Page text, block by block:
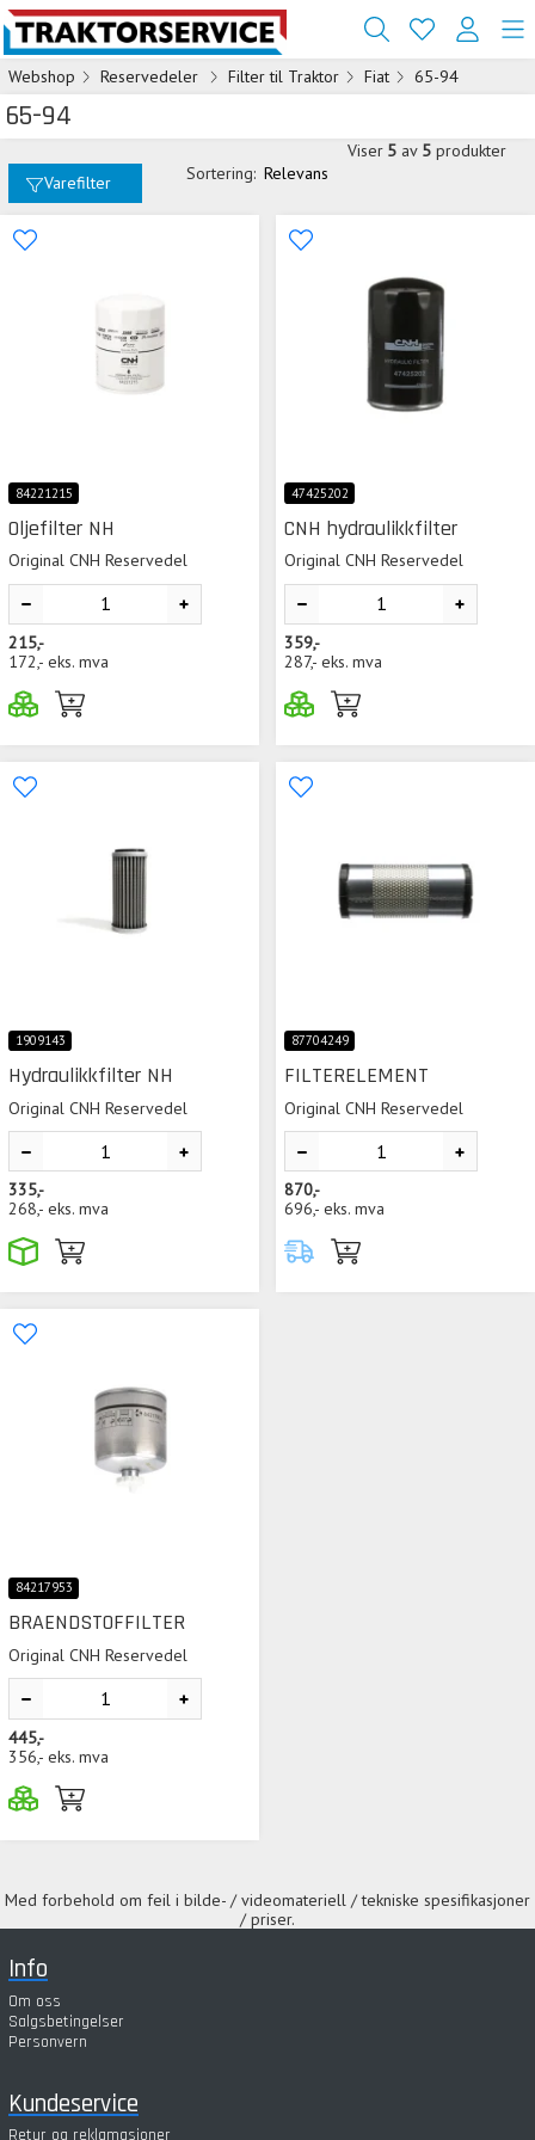
Webshop Reservedeler Filter til Traktor Fiat 65-94
65-94
Varefilter Sortering: Relevans
Viser 5 av 5 produkter
84221215
Oljefilter NH
Original CNH Reservedel
215,-
172,- eks. mva
47425202
CNH hydraulikkfilter
Original CNH Reservedel
359,-
287,- eks. mva
1909143
Hydraulikkfilter NH
Original CNH Reservedel
335,-
268,- eks. mva
87704249
FILTERELEMENT
Original CNH Reservedel
870,-
696,- eks. mva
84217953
BRAENDSTOFFILTER
Original CNH Reservedel
445,-
356,- eks. mva
Med forbehold om feil i bilde- / videomateriell / tekniske spesifikasjoner
/ priser.
Info
Om oss
Salgsbetingelser
Personvern
Kundeservice
Retur og reklamasjoner